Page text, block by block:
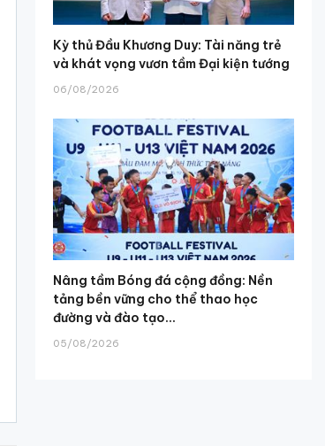
Kỳ thủ Đầu Khương Duy: Tài năng trẻ
và khát vọng vươn tầm Đại kiện tướng
06/08/2026
Nâng tầm Bóng đá cộng đồng: Nền
tảng bền vững cho thể thao học
đường và đào tạo...
05/08/2026